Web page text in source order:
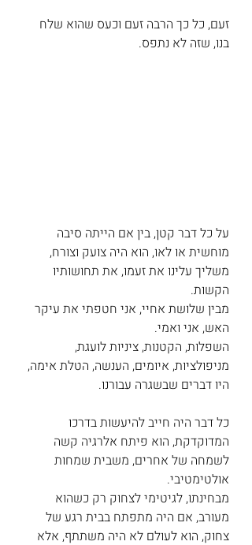
זעם, כל כך הרבה זעם וכעס שהוא שלח
בנו, שזה לא נתפס.
על כל דבר קטן, בין אם הייתה סיבה
מוחשית או לאו, הוא היה צועק וצורח,
משליך עלינו את זעמו, את תחושותיו
הקשות.
מבין שלושת אחיי, אני חטפתי את עיקר
האש, אני ואמי.
השפלות, הקטנות, ציניות לועגת,
מניפולציות, איומים, הענשה, הטלת אימה,
היו דברים שבשגרה עבורנו.
כל דבר היה חייב להיעשות בדרכו
המדוקדקת, הוא פיתח אלרגיה קשה
לשמחה של אחרים, משבית שמחות
אולטימטיבי.
מבחינתו, לגיטימי לצחוק רק כשהוא
מעורב, אם היה מתפתח בבית רגע של
צחוק, הוא לעולם לא היה משתתף, אלא